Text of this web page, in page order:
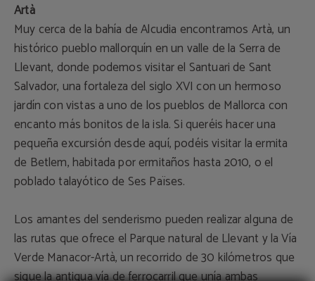
Artà
Muy cerca de la bahía de Alcudia encontramos Artà, un
histórico pueblo mallorquín en un valle de la Serra de
Llevant, donde podemos visitar el Santuari de Sant
Salvador, una fortaleza del siglo XVI con un hermoso
jardín con vistas a uno de los pueblos de Mallorca con
encanto más bonitos de la isla. Si queréis hacer una
pequeña excursión desde aquí, podéis visitar la ermita
de Betlem, habitada por ermitaños hasta 2010, o el
poblado talayótico de Ses Païses.
Los amantes del senderismo pueden realizar alguna de
las rutas que ofrece el Parque natural de Llevant y la Vía
Verde Manacor-Artà, un recorrido de 30 kilómetros que
sigue la antigua vía de ferrocarril que unía ambas